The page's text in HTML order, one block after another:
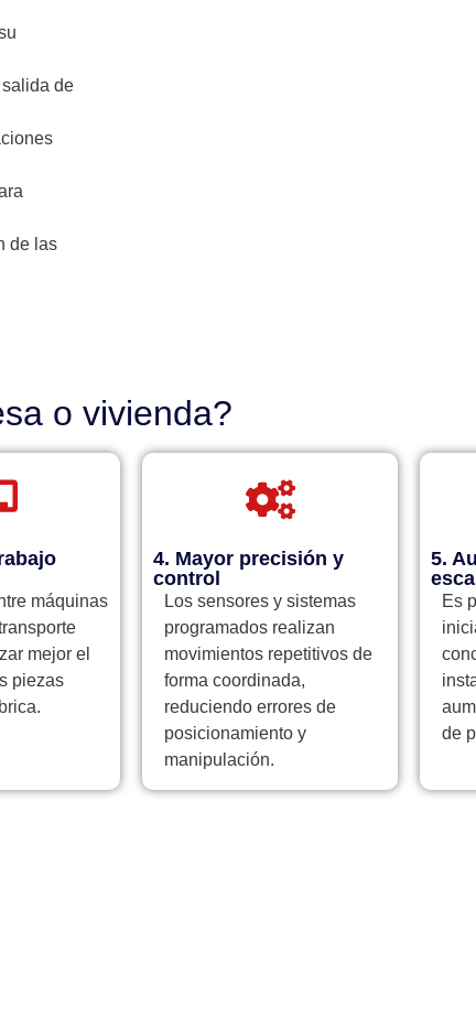
de
de las
o vivienda?
máquinas
mejor el
piezas
4. Mayor precisión y
control
Los sensores y sistemas
programados realizan
movimientos repetitivos de
forma coordinada,
reduciendo errores de
posicionamiento y
manipulación.
5.
Es
de